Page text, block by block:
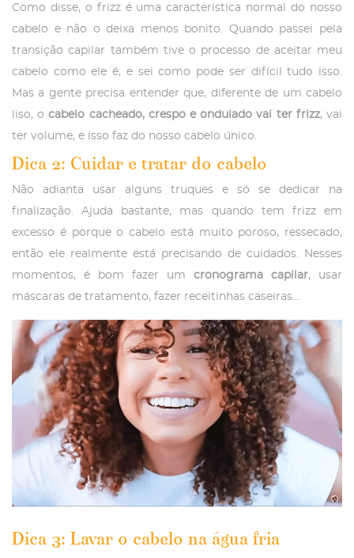
Como disse, o frizz é uma característica normal do nosso
cabelo e não o deixa menos bonito. Quando passei pela
transição capilar também tive o processo de aceitar meu
cabelo como ele é, e sei como pode ser difícil tudo isso.
Mas a gente precisa entender que, diferente de um cabelo
liso, ocabelo cacheado, crespo e ondulado vai ter frizz, vai
ter volume, e isso faz do nosso cabelo único.
Dica 2: Cuidar e tratar do cabelo
Não adianta usar alguns truques e só se dedicar na
finalização. Ajuda bastante, mas quando tem frizz em
excesso é porque o cabelo está muito poroso, ressecado,
então ele realmente está precisando de cuidados. Nesses
momentos, é bom fazer um cronograma capilar, usar
máscaras de tratamento, fazer receitinhas caseiras…
Dica 3: Lavar o cabelo na água fria